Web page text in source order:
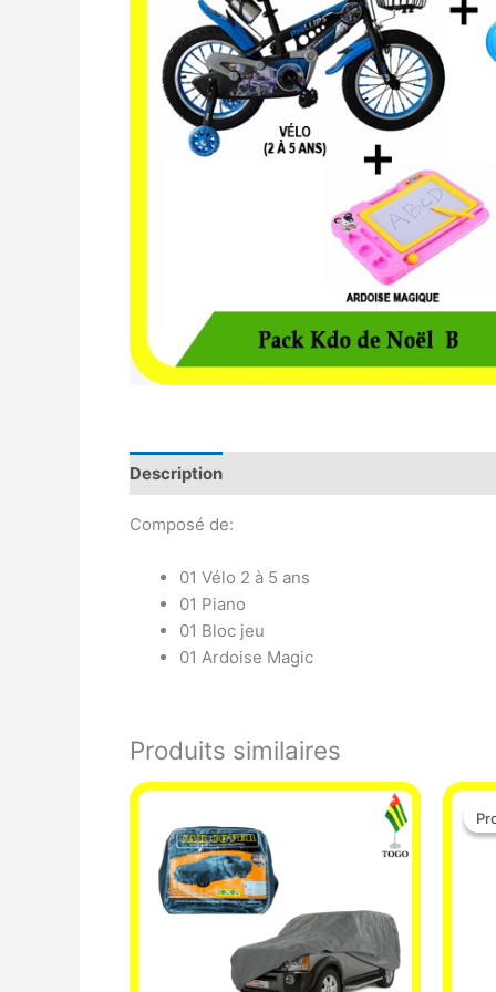
Description
Composé de:
01 Vélo 2 à 5 ans
01 Piano
01 Bloc jeu
01 Ardoise Magic
Produits similaires